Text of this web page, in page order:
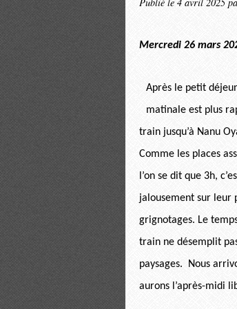
Mercredi 26 mars
Après le petit
matinale est plus
train jusqu’à Nanu
Comme les places
l’on se dit que 3h,
jalousement sur leur
grignotages. Le
train ne désemplit
paysages. Nous
aurons l’après-midi